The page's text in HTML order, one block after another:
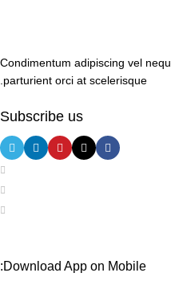
Condimentum adipiscing vel
parturient orci at scelerisque.
Subscribe us
Download App on Mobile: